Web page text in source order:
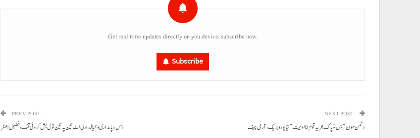
Get real time updates directly on you device, subscribe now.
Subscribe
PREV POST
الس ءِ پامداری و خیالداری اٹ تین پہ تین تول بش کروئی تمک، فضیل اصغر
NEXT POST
دشمن مون آ بس تو پاک بحریہ قوم انا اومیت آتیا پورو بریک، آرمی چیف